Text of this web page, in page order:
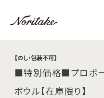
【のし・包装不可】
■特別価格■プロポ
ボウル【在庫限り】